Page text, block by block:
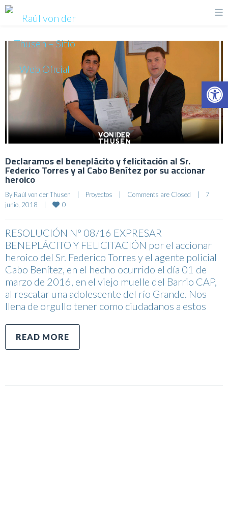
Declaramos el beneplácito y felicitación al Sr.
Federico Torres y al Cabo Benítez por su accionar
heroico
By Raúl von der Thusen | Proyectos | Comments are Closed |
7
junio, 2018
| 0
RESOLUCIÓN N° 08/16 EXPRESAR
BENEPLÁCITO Y FELICITACIÓN por el accionar
heroico del Sr. Federico Torres y el agente policial
Cabo Benítez, en el hecho ocurrido el día 01 de
marzo de 2016, en el viejo muelle del Barrio CAP,
al rescatar una adolescente del río Grande. Nos
llena de orgullo tener como ciudadanos a estos
READ MORE